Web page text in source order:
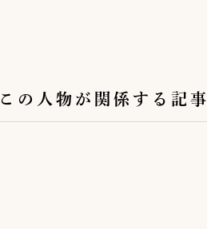
この人物が関係する記事